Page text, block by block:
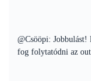
@Csööpi: Jobbulást!
fog folytatódni az